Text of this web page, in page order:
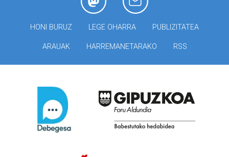
HONI BURUZ LEGE OHARRA PUBLIZITATEA
ARAUAK HARREMANETARAKO RSS